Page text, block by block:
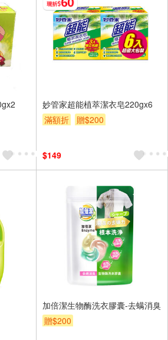
妙管家超能植萃潔衣皂220gx6
滿額折
贈$200
$149
加倍潔生物酶洗衣膠囊-去螨消臭
贈$200